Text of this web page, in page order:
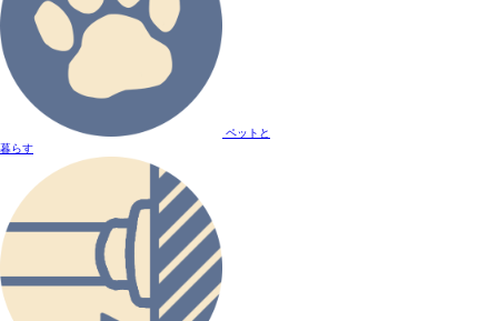
ペットと
暮らす